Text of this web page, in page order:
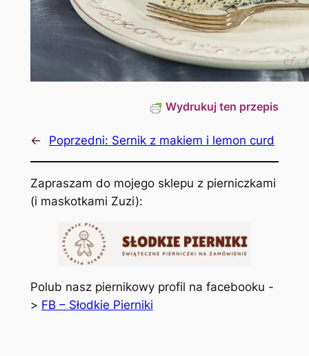
Wydrukuj ten przepis
← Poprzedni: Sernik z makiem i lemon curd
Zapraszam do mojego sklepu z pierniczkami
(i maskotkami Zuzi):
Polub nasz piernikowy profil na facebooku -
> FB – Słodkie Pierniki